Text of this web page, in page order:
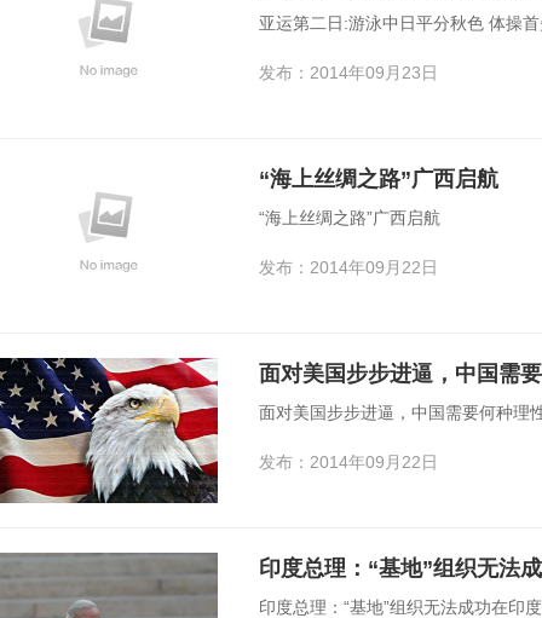
亚运第二日:游泳中日平分秋色 体操
发布：2014年09月23日
“海上丝绸之路”广西启航
“海上丝绸之路”广西启航
发布：2014年09月22日
面对美国步步进逼，中国需
面对美国步步进逼，中国需要何种理
发布：2014年09月22日
印度总理：“基地”组织无法
印度总理：“基地”组织无法成功在印